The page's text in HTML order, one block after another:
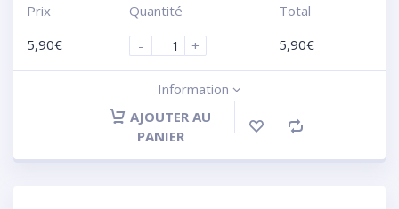
Prix
5,90€
Quantité
-
+
Total
5,90€
Information
AJOUTER AU
PANIER